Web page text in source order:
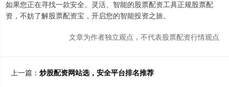
如果您正在寻找一款安全、灵活、智能的股票配资工具正规股票配
资，不妨了解股票配资宝，开启您的智能投资之旅。
文章为作者独立观点，不代表股票配资行情观点
上一篇： 炒股配资网站选，安全平台排名推荐